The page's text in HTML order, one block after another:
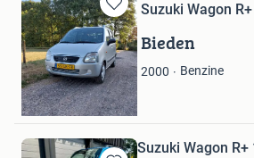
Bewaren
in
Mijn
Favorieten
Suzuki Wagon
Bieden
2000
Benzine
AvB
Elspeet
Suzuki Wagon